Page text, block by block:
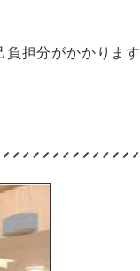
担分がかかります